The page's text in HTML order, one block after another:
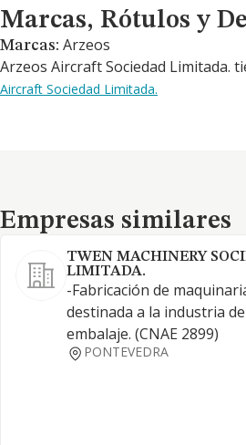
Marcas, Rótulos y Denominaciones
Marcas, Rótulos y
Marcas: Arzeos
Arzeos Aircraft Sociedad Limitada.
Aircraft Sociedad Limitada.
Empresas similares
Empresas similares
TWEN MACHINERY
LIMITADA.
-Fabricación de
destinada a la industria
embalaje. (CNAE 2899)
PONTEVEDRA